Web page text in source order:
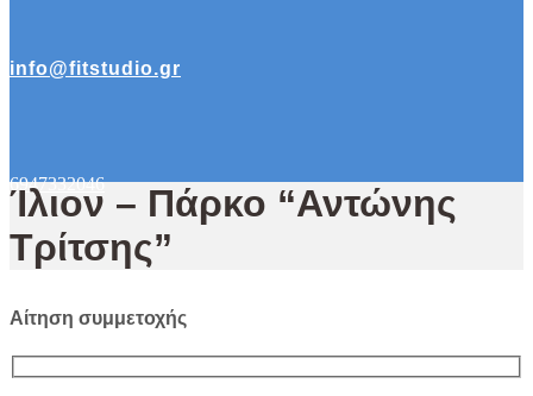
info@fitstudio.gr
6947332046
Ίλιον – Πάρκο “Αντώνης
Τρίτσης”
Αίτηση συμμετοχής